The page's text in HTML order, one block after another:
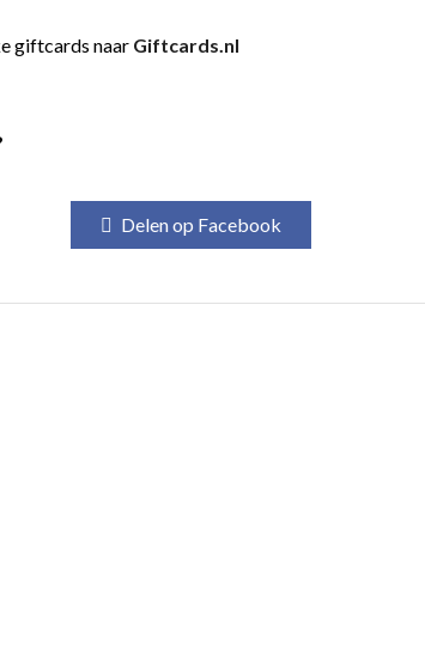
giftcards naar Giftcards.nl
Delen op Facebook